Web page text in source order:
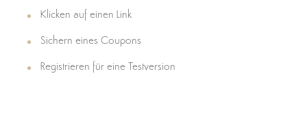
Klicken auf einen Link
Sichern eines Coupons
Registrieren für eine Testversion